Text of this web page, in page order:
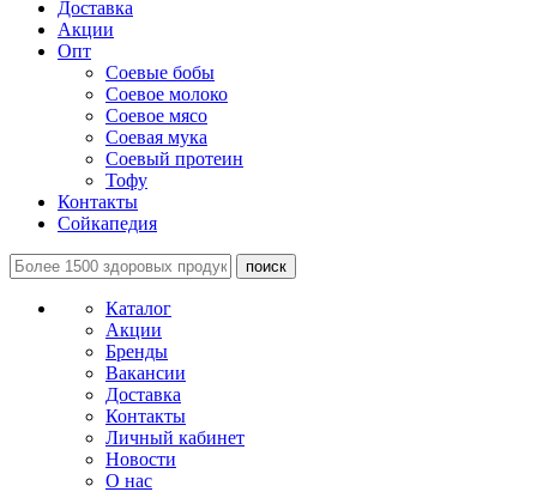
Доставка
Акции
Опт
Соевые бобы
Соевое молоко
Соевое мясо
Соевая мука
Соевый протеин
Тофу
Контакты
Сойкапедия
поиск
Каталог
Акции
Бренды
Вакансии
Доставка
Контакты
Личный кабинет
Новости
О нас